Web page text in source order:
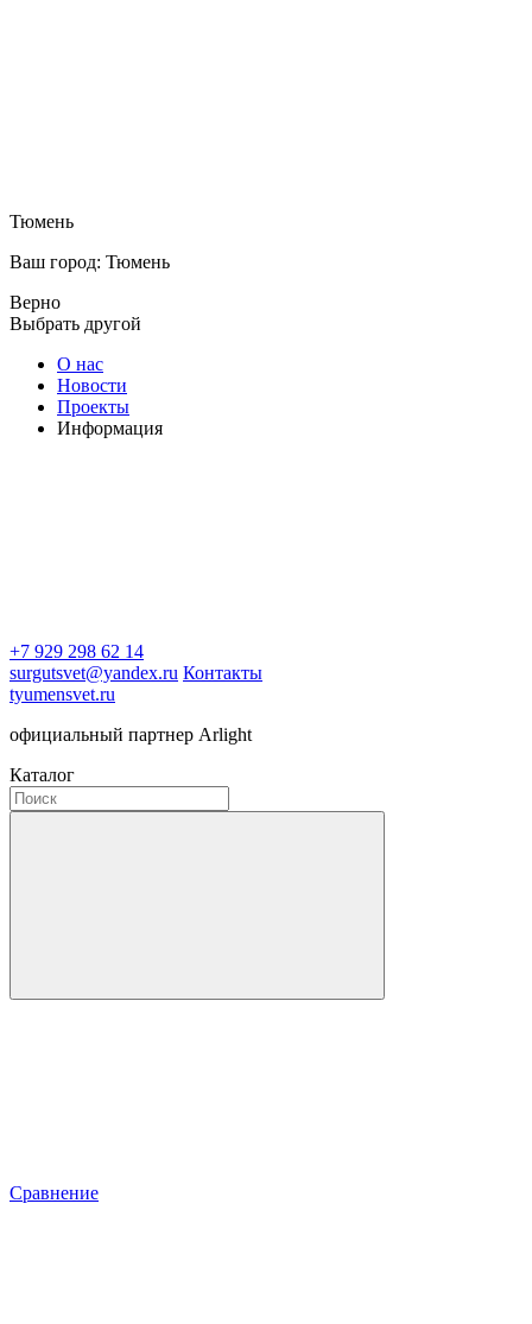
Тюмень
Ваш город: Тюмень
Верно
Выбрать другой
О нас
Новости
Проекты
Информация
+7 929 298 62 14
surgutsvet@yandex.ru Контакты
tyumensvet.ru
официальный партнер Arlight
Каталог
Сравнение